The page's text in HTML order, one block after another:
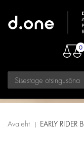
0
Avaleht EARLY